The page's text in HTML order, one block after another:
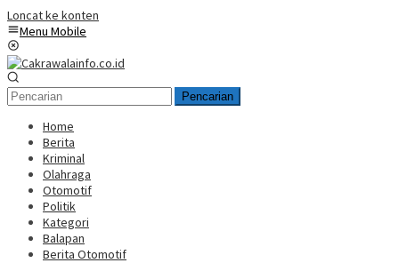
Loncat ke konten
Menu Mobile
Pencarian
Home
Berita
Kriminal
Olahraga
Otomotif
Politik
Kategori
Balapan
Berita Otomotif